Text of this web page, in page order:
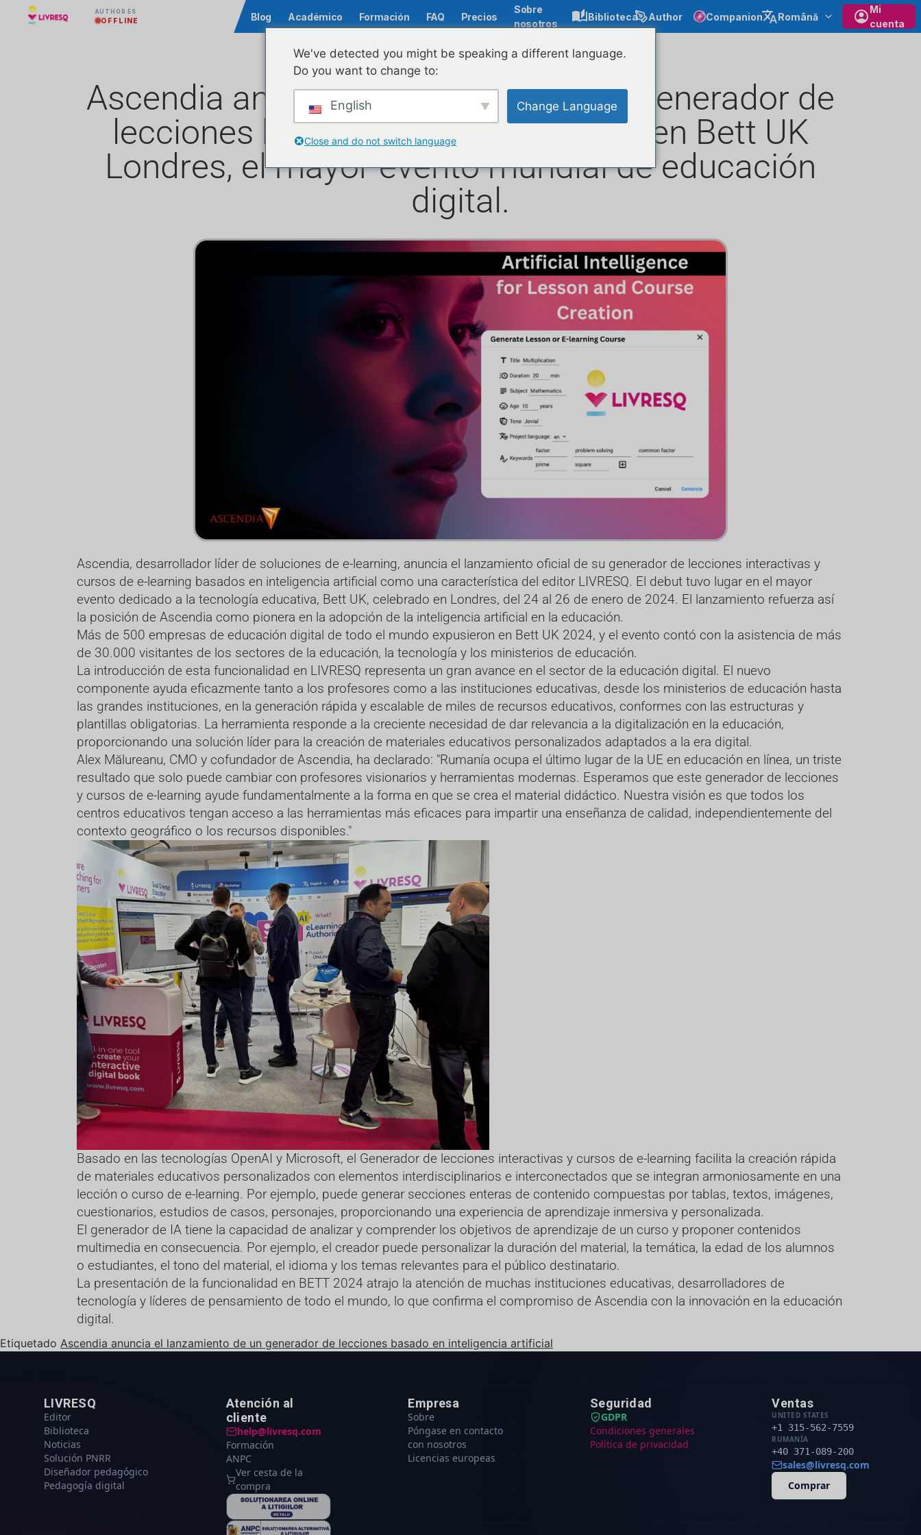
AUTHOR ES
OFFLINE Blog Académico Formación FAQ Precios
Sobre
nosotros
Biblioteca Author Companion Română
Mi
cuenta
Ascendia anuncia el lanzamiento del generador de
lecciones basado en IA de LIVRESQ en Bett UK
Londres, el mayor evento mundial de educación
digital.
Ascendia, desarrollador líder de soluciones de e-learning, anuncia el lanzamiento oficial de su generador de lecciones interactivas y
cursos de e-learning basados en inteligencia artificial como una característica del editor LIVRESQ. El debut tuvo lugar en el mayor
evento dedicado a la tecnología educativa, Bett UK, celebrado en Londres, del 24 al 26 de enero de 2024. El lanzamiento refuerza así
la posición de Ascendia como pionera en la adopción de la inteligencia artificial en la educación.
Más de 500 empresas de educación digital de todo el mundo expusieron en Bett UK 2024, y el evento contó con la asistencia de más
de 30.000 visitantes de los sectores de la educación, la tecnología y los ministerios de educación.
La introducción de esta funcionalidad en LIVRESQ representa un gran avance en el sector de la educación digital. El nuevo
componente ayuda eficazmente tanto a los profesores como a las instituciones educativas, desde los ministerios de educación hasta
las grandes instituciones, en la generación rápida y escalable de miles de recursos educativos, conformes con las estructuras y
plantillas obligatorias. La herramienta responde a la creciente necesidad de dar relevancia a la digitalización en la educación,
proporcionando una solución líder para la creación de materiales educativos personalizados adaptados a la era digital.
Alex Mălureanu, CMO y cofundador de Ascendia, ha declarado: "Rumanía ocupa el último lugar de la UE en educación en línea, un triste
resultado que solo puede cambiar con profesores visionarios y herramientas modernas. Esperamos que este generador de lecciones
y cursos de e-learning ayude fundamentalmente a la forma en que se crea el material didáctico. Nuestra visión es que todos los
centros educativos tengan acceso a las herramientas más eficaces para impartir una enseñanza de calidad, independientemente del
contexto geográfico o los recursos disponibles."
Basado en las tecnologías OpenAI y Microsoft, el Generador de lecciones interactivas y cursos de e-learning facilita la creación rápida
de materiales educativos personalizados con elementos interdisciplinarios e interconectados que se integran armoniosamente en una
lección o curso de e-learning. Por ejemplo, puede generar secciones enteras de contenido compuestas por tablas, textos, imágenes,
cuestionarios, estudios de casos, personajes, proporcionando una experiencia de aprendizaje inmersiva y personalizada.
El generador de IA tiene la capacidad de analizar y comprender los objetivos de aprendizaje de un curso y proponer contenidos
multimedia en consecuencia. Por ejemplo, el creador puede personalizar la duración del material, la temática, la edad de los alumnos
o estudiantes, el tono del material, el idioma y los temas relevantes para el público destinatario.
La presentación de la funcionalidad en BETT 2024 atrajo la atención de muchas instituciones educativas, desarrolladores de
tecnología y líderes de pensamiento de todo el mundo, lo que confirma el compromiso de Ascendia con la innovación en la educación
digital.
Etiquetado Ascendia anuncia el lanzamiento de un generador de lecciones basado en inteligencia artificial
LIVRESQ
Editor
Biblioteca
Noticias
Solución PNRR
Diseñador pedagógico
Pedagogía digital
Atención al
cliente
help@livresq.com
Formación
ANPC
Ver cesta de la
compra
Empresa
Sobre
Póngase en contacto
con nosotros
Licencias europeas
Seguridad
GDPR
Condiciones generales
Política de privacidad
Ventas
UNITED STATES
+1 315-562-7559
RUMANÍA
+40 371-089-200
sales@livresq.com
Comprar
We've detected you might be speaking a different language.
Do you want to change to:
English Change Language
Close and do not switch language